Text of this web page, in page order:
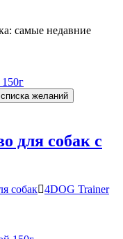
самые недавние
желаний
для собак с
собак 4DOG Trainer